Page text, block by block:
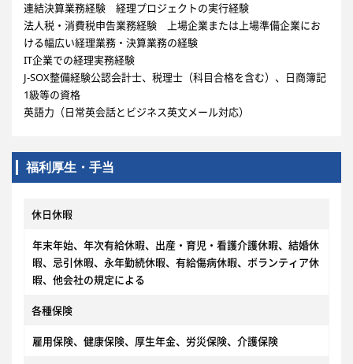
連結決算業務経験 経理プロジェクトの実行経験
法人税・消費税申告業務経験 上場企業または上場準備企業にお
ける幅広い経理業務・決算業務の経験
IT企業での経理実務経験
J-SOX整備経験公認会計士、税理士（科目合格を含む）、日商簿記
1級等の資格
英語力（日常英会話とビジネス英文メール対応）
福利厚生・手当
休日休暇
年末年始、年次有給休暇、出産・育児・看護介護休暇、結婚休
暇、忌引休暇、永年勤続休暇、有給傷病休暇、ボランティア休
暇、他会社の規定による
各種保険
雇用保険、健康保険、厚生年金、労災保険、介護保険